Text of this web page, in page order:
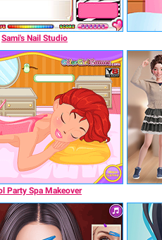
Sami's Nail Studio
Party Spa Makeover